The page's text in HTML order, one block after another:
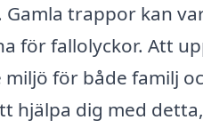
trappor kan
för fallolyckor. Att
för både familj
hjälpa dig med